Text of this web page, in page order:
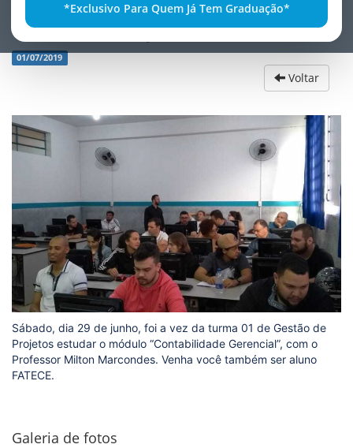
*Exclusivo Para Quem Já Tem Graduação*
GestÃ£o de Projetos
01/07/2019
Voltar
Sábado, dia 29 de junho, foi a vez da turma 01 de Gestão de
Projetos estudar o módulo “Contabilidade Gerencial”, com o
Professor Milton Marcondes. Venha você também ser aluno
FATECE.
Galeria de fotos